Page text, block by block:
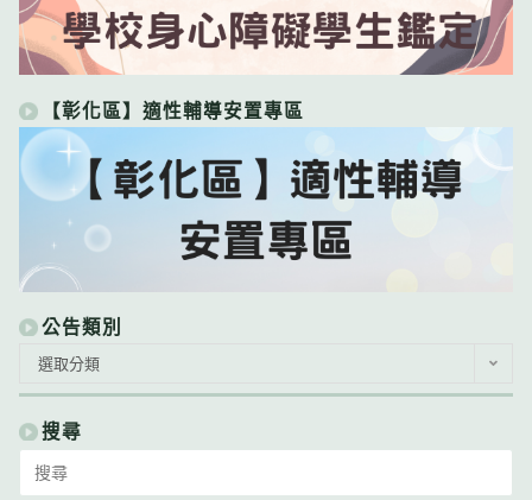
【彰化區】適性輔導安置專區
公告類別
類
別
選取分類
搜尋
for: